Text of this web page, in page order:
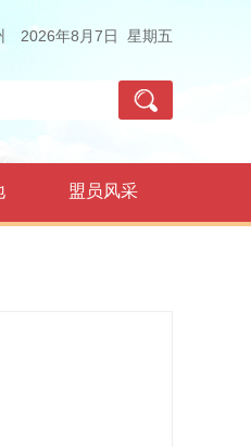
2026年8月7日 星期五
盟员风采